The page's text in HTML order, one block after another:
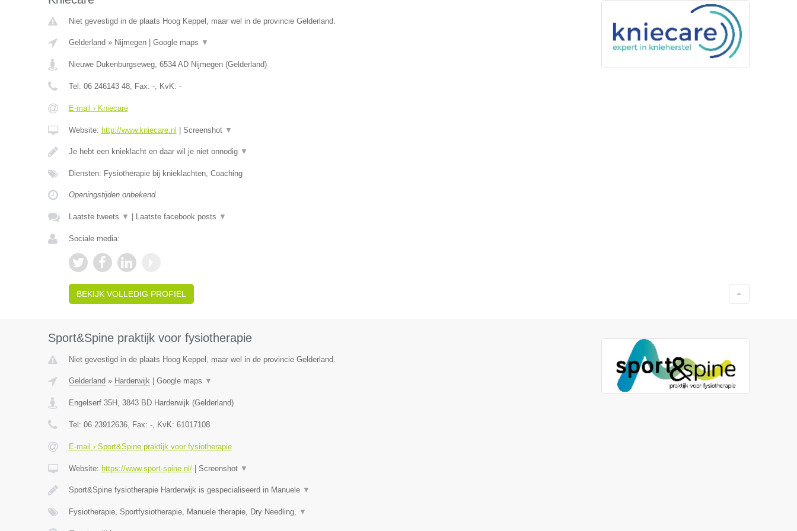
Niet gevestigd in de plaats Hoog Keppel, maar wel in de provincie Gelderland.
Gelderland » Nijmegen| Google maps ▼
Nieuwe Dukenburgseweg, 6534 AD Nijmegen(Gelderland)
Tel: 06 246143 48, Fax: -, KvK: -
E-mail › Kniecare
Website: http://www.kniecare.nl Screenshot ▼
Je hebt een knieklacht en daar wil je niet onnodig ▼
Diensten: Fysiotherapie bij knieklachten, Coaching
Openingstijden onbekend
Laatste tweets ▼ Laatste facebook posts ▼
Sociale media:
BEKIJK VOLLEDIG PROFIEL
Sport&Spine praktijk voor fysiotherapie
Niet gevestigd in de plaats Hoog Keppel, maar wel in de provincie Gelderland.
Gelderland » Harderwijk| Google maps ▼
Engelserf 35H , 3843 BD Harderwijk(Gelderland)
Tel: 06 23912636, Fax: -, KvK: 61017108
E-mail › Sport&Spine praktijk voor fysiotherapie
Website: https://www.sport-spine.nl/| Screenshot ▼
Sport&Spine fysiotherapie Harderwijk is gespecialiseerd in Manuele ▼
Fysiotherapie, Sportfysiotherapie, Manuele therapie, Dry Needling, ▼